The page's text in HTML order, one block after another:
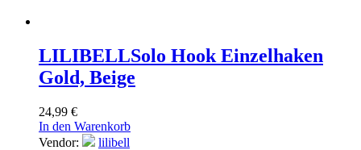
LILIBELLSolo Hook Einzelhaken
Gold, Beige
24,99 €
In den Warenkorb
Vendor:
lilibell